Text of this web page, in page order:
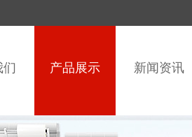
们 产品展示 新闻资讯